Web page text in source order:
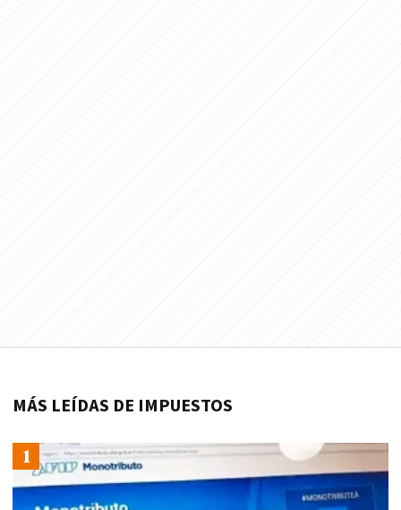
MÁS LEÍDAS DE IMPUESTOS